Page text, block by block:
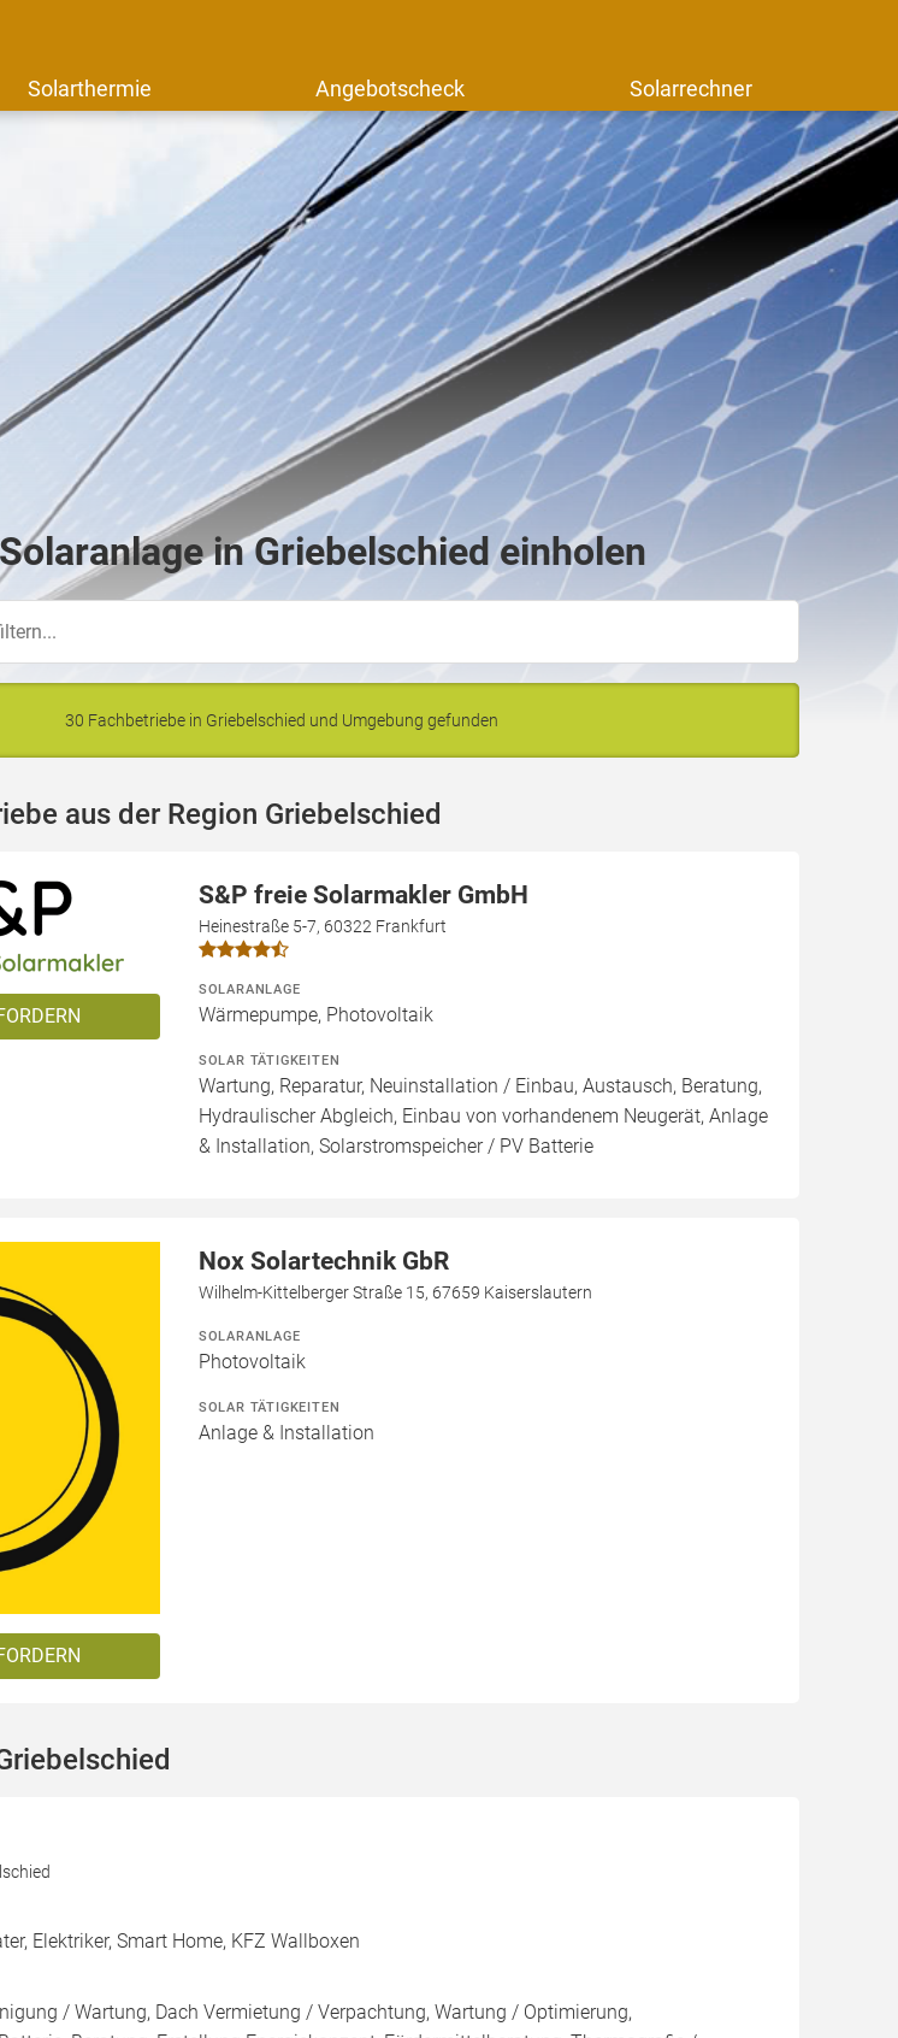
Solarthermie Angebotscheck Solarrechner
in Griebelschied einholen
30 Fachbetriebe in Griebelschied und Umgebung gefunden
aus der Region Griebelschied
S&P freie Solarmakler GmbH
Heinestraße 5-7, 60322 Frankfurt
SOLARANLAGE
Wärmepumpe, Photovoltaik
SOLAR TÄTIGKEITEN
Wartung, Reparatur, Neuinstallation / Einbau, Austausch, Beratung,
Hydraulischer Abgleich, Einbau von vorhandenem Neugerät, Anlage
& Installation, Solarstromspeicher / PV Batterie
Nox Solartechnik GbR
Wilhelm-Kittelberger Straße 15, 67659 Kaiserslautern
SOLARANLAGE
Photovoltaik
SOLAR TÄTIGKEITEN
Anlage & Installation
Elektriker, Smart Home, KFZ Wallboxen
/ Wartung, Dach Vermietung / Verpachtung, Wartung / Optimierung,